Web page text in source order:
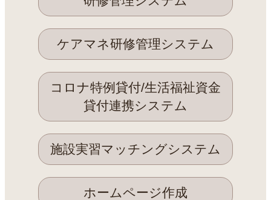
ケアマネ研修管理システム
コロナ特例貸付/生活福祉資金
貸付連携システム
施設実習マッチングシステム
ホームページ作成